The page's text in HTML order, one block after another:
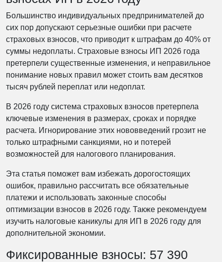
Большинство индивидуальных предпринимателей до
сих пор допускают серьезные ошибки при расчете
страховых взносов, что приводит к штрафам до 40% от
суммы недоплаты. Страховые взносы ИП 2026 года
претерпели существенные изменения, и неправильное
понимание новых правил может стоить вам десятков
тысяч рублей переплат или недоплат.
В 2026 году система страховых взносов претерпела
ключевые изменения в размерах, сроках и порядке
расчета. Игнорирование этих нововведений грозит не
только штрафными санкциями, но и потерей
возможностей для налогового планирования.
Эта статья поможет вам избежать дорогостоящих
ошибок, правильно рассчитать все обязательные
платежи и использовать законные способы
оптимизации взносов в 2026 году. Также рекомендуем
изучить налоговые каникулы для ИП в 2026 году для
дополнительной экономии.
Фиксированные взносы: 57 390